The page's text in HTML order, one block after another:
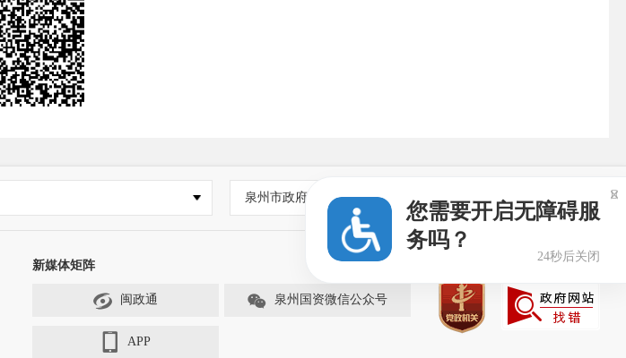
泉州市政府部门网站
新媒体矩阵
闽政通 泉州国资微信公众号
APP
您需要开启无障碍服
务吗？
24秒后关闭
